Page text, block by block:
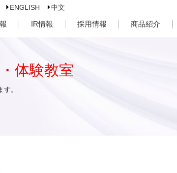
ENGLISH 中文
IR情報 採用情報 商品紹介
体験教室
。